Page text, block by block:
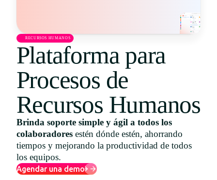
Español
Português
RECURSOS HUMANOS
Plataforma para
Procesos de
Recursos Humanos
Brinda soporte simple y ágil a todos los
colaboradoresestén dónde estén, ahorrando
tiempos y mejorando la productividad de todos
los equipos.
Agendar una demo